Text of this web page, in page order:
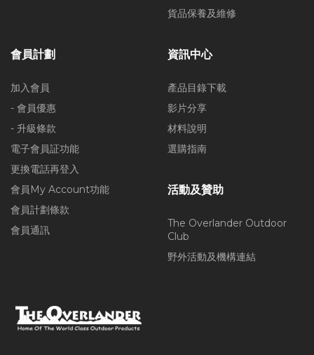
貨品保養及維修
會員計劃
加入會員
- 會員優惠
- 升級條款
電子會員証功能
更換電話再登入
會員My Account功能
會員計劃條款
會員通訊
資訊中心
產品目錄下載
影片分享
材料說明
選購指南
活動及贊助
The Overlander Outdoor
Club
野外活動及機構連結